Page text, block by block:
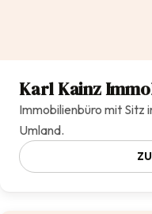
Karl Kainz
Immobilienbüro mit Sitz
Umland.